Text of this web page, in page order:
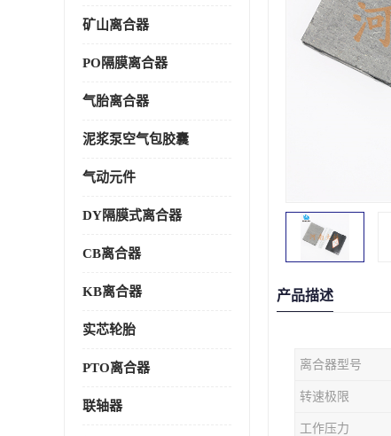
矿山离合器
PO隔膜离合器
气胎离合器
泥浆泵空气包胶囊
气动元件
DY隔膜式离合器
CB离合器
KB离合器
实芯轮胎
PTO离合器
联轴器
产品描述
离合器型号
转速极限
工作压力